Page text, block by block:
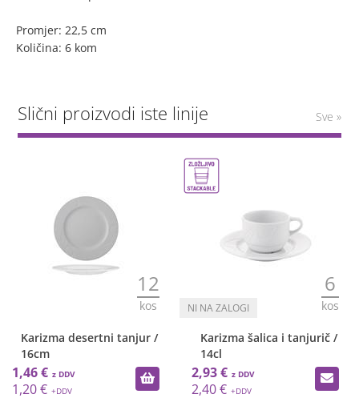
Promjer: 22,5 cm
Količina: 6 kom
Slični proizvodi iste linije Sve »
12
kos
Karizma desertni tanjur /
16cm
1,46 €
1,20 €
6
kos
Karizma šalica i tanjurič /
14cl
2,93 €
2,40 €